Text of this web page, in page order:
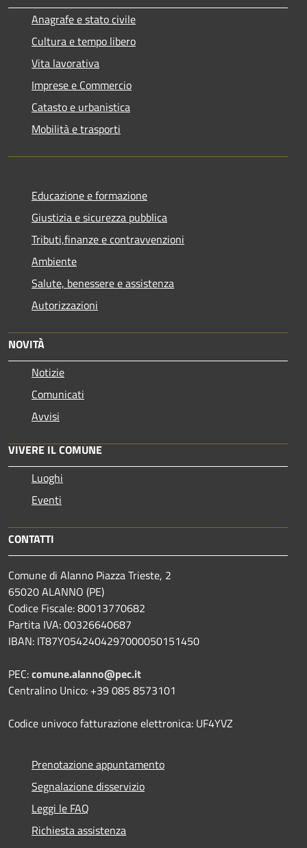
Anagrafe e stato civile
Cultura e tempo libero
Vita lavorativa
Imprese e Commercio
Catasto e urbanistica
Mobilità e trasporti
Educazione e formazione
Giustizia e sicurezza pubblica
Tributi,finanze e contravvenzioni
Ambiente
Salute, benessere e assistenza
Autorizzazioni
NOVITÀ
Notizie
Comunicati
Avvisi
VIVERE IL COMUNE
Luoghi
Eventi
CONTATTI
Comune di Alanno Piazza Trieste, 2
65020 ALANNO (PE)
Codice Fiscale: 80013770682
Partita IVA: 00326640687
IBAN: IT87Y0542404297000050151450
PEC:comune.alanno@pec.it
Centralino Unico: +39 085 8573101
Codice univoco fatturazione elettronica: UF4YVZ
Prenotazione appuntamento
Segnalazione disservizio
Leggi le FAQ
Richiesta assistenza